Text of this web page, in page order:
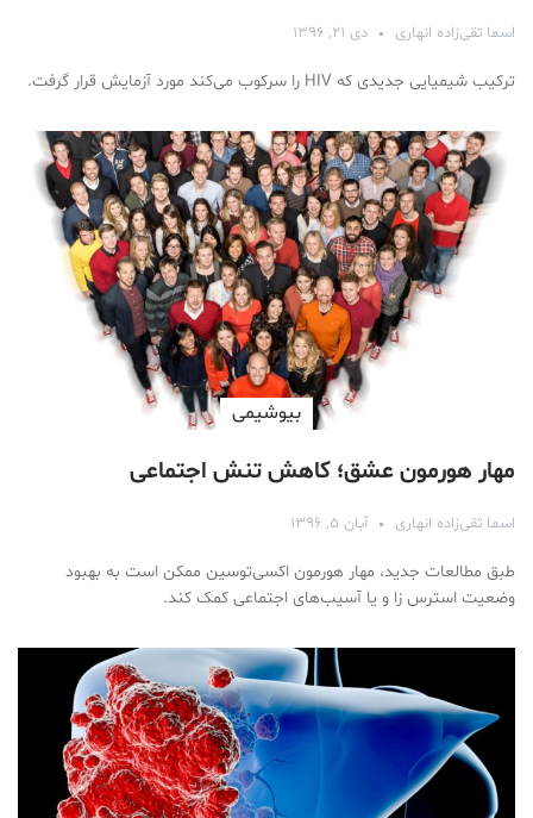
اسما تقی‌زاده انهاری دی ۲۱, ۱۳۹۶
ترکیب شیمیایی جدیدی که HIV را سرکوب می‌کند مورد آزمایش قرار گرفت.
بیوشیمی
مهار هورمون عشق؛ کاهش تنش اجتماعی
اسما تقی‌زاده انهاری آبان ۵, ۱۳۹۶
طبق مطالعات جدید، مهار هورمون اکسی‌توسین ممکن است به بهبود
وضعیت استرس زا و یا آسیب‌های اجتماعی کمک کند.